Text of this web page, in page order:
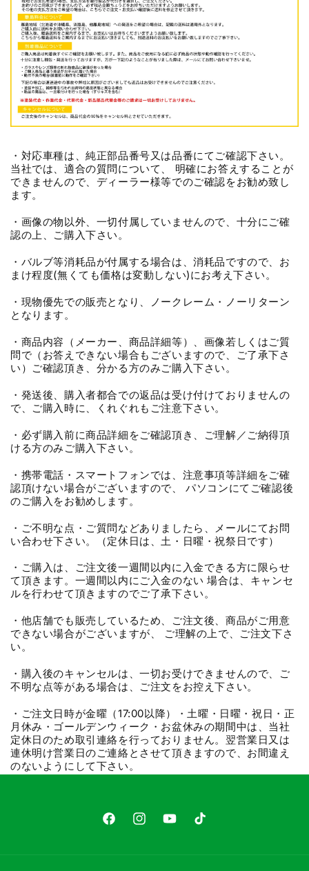
・対応車種は、純正部品番号又は品番にてご確認下さい。
当社では、適合の質問について、 明確にお答えすることが
できませんので、ディーラー様等でのご確認をお勧め致し
ます。
・画像の物以外、一切付属していませんので、十分にご確
認の上、ご購入下さい。
・バルブ等消耗品が付属する場合は、消耗品ですので、お
まけ程度(無くても価格は変動しない)にお考え下さい。
・現物優先での販売となり、ノークレーム・ノーリターン
となります。
・商品内容（メーカー、商品詳細等）、画像若しくはご質
問で（お答えできない場合もございますので、ご了承下さ
い）ご確認頂き、分かる方のみご購入下さい。
・発送後、購入者都合での返品は受け付けておりませんの
で、ご購入時に、くれぐれもご注意下さい。
・必ず購入前に商品詳細をご確認頂き、ご理解／ご納得頂
ける方のみご購入下さい。
・携帯電話・スマートフォンでは、注意事項等詳細をご確
認頂けない場合がございますので、 パソコンにてご確認後
のご購入をお勧めします。
・ご不明な点・ご質問などありましたら、メールにてお問
い合わせ下さい。（定休日は、土・日曜・祝祭日です）
・ご購入は、ご注文後一週間以内に入金できる方に限らせ
て頂きます。一週間以内にご入金のない 場合は、キャンセ
ルを行わせて頂きますのでご了承下さい。
・他店舗でも販売しているため、ご注文後、商品がご用意
できない場合がございますが、 ご理解の上で、ご注文下さ
い。
・購入後のキャンセルは、一切お受けできませんので、ご
不明な点等がある場合は、ご注文をお控え下さい。
・ご注文日時が金曜（17:00以降）・土曜・日曜・祝日・正
月休み・ゴールデンウィーク・お盆休みの期間中は、当社
定休日のため取引連絡を行っておりません。翌営業日又は
連休明け営業日のご連絡とさせて頂きますので、お間違え
のないようにして下さい。
FacebookInstagramYouTubeTikTok